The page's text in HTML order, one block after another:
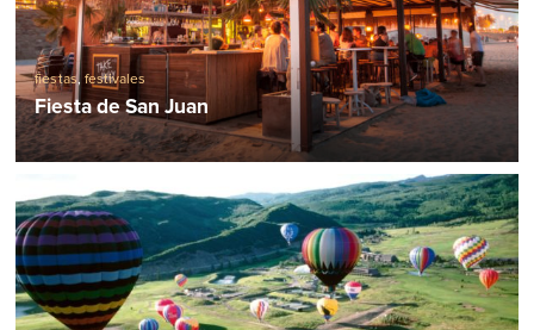
fiestas, festivales
Fiesta de San Juan